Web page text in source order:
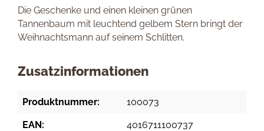
Die Geschenke und einen kleinen grünen
Tannenbaum mit leuchtend gelbem Stern bringt der
Weihnachtsmann auf seinem Schlitten.
Zusatzinformationen
Produktnummer: 100073
EAN: 4016711100737